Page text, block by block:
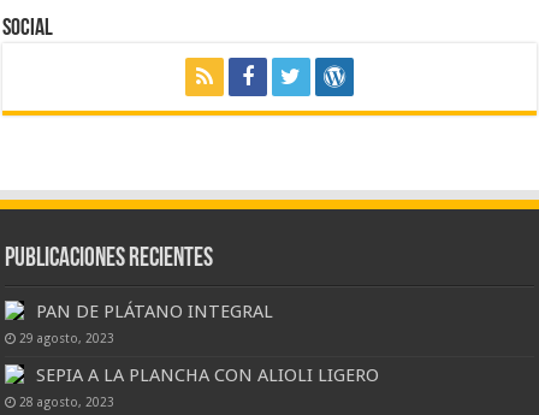
Social
Publicaciones Recientes
PAN DE PLÁTANO INTEGRAL
29 agosto, 2023
SEPIA A LA PLANCHA CON ALIOLI LIGERO
28 agosto, 2023